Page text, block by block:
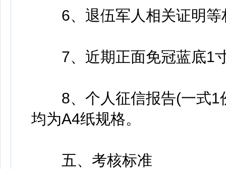
6、退伍军人相关证明等
7、近期正面免冠蓝底1
8、个人征信报告(一式1
均为A4纸规格。
五、考核标准